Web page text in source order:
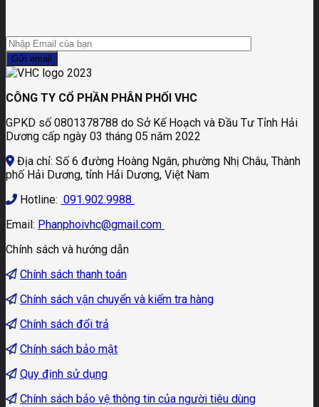
CÔNG TY CỔ PHẦN PHÂN PHỐI VHC
GPKD số 0801378788 do Sở Kế Hoạch và Đầu Tư Tỉnh Hải
Dương cấp ngày 03 tháng 05 năm 2022
Địa chỉ: Số 6 đường Hoàng Ngân, phường Nhị Châu, Thành
phố Hải Dương, tỉnh Hải Dương, Việt Nam
Hotline: 091.902.9988
Email: Phanphoivhc@gmail.com
Chính sách và hướng dẫn
Chính sách thanh toán
Chính sách vận chuyển và kiểm tra hàng
Chính sách đổi trả
Chính sách bảo mật
Quy định sử dụng
Chính sách bảo vệ thông tin của người tiêu dùng